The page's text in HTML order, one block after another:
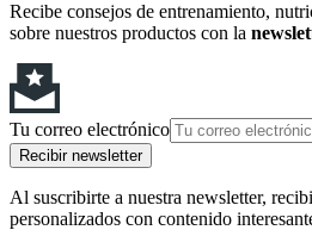
Recibe consejos de entrenamiento,
sobre nuestros productos con la
Tu correo electrónico
Recibir newsletter
Al suscribirte a nuestra newsletter,
personalizados con contenido